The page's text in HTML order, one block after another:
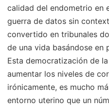
calidad del endometrio en
guerra de datos sin
convertido en tribunales
de una vida basándose en
Esta democratización de
aumentar los niveles de
irónicamente, es mucho
entorno uterino que un